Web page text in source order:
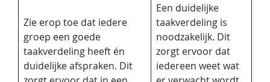
Zie erop toe dat iedere
groep een goede
taakverdeling heeft én
duidelijke afspraken. Dit
Een duidelijke
taakverdeling is
noodzakelijk. Dit
zorgt ervoor dat
iedereen weet wat